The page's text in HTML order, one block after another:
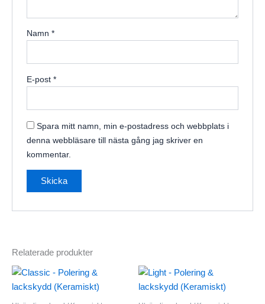
Namn*
E-post*
Spara mitt namn, min e-postadress och webbplats i
denna webbläsare till nästa gång jag skriver en
kommentar.
Relaterade produkter